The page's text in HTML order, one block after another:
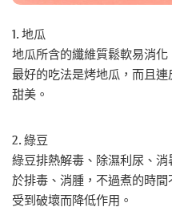
1. 地瓜
地瓜所含的纖維質鬆軟易消
最好的吃法是烤地瓜，而且
甜美。
2. 綠豆
綠豆排熱解毒、除濕利尿、
於排毒、消腫，不過煮的時
受到破壞而降低作用。